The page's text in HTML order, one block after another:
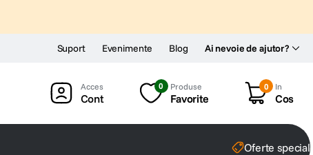
Ai nevoie de ajutor?
Suport Evenimente Blog
Cont
0 Produse
Favorite
0 In
Cos
Oferte